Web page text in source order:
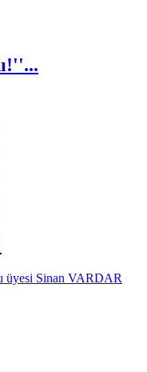
üyesi Sinan VARDAR